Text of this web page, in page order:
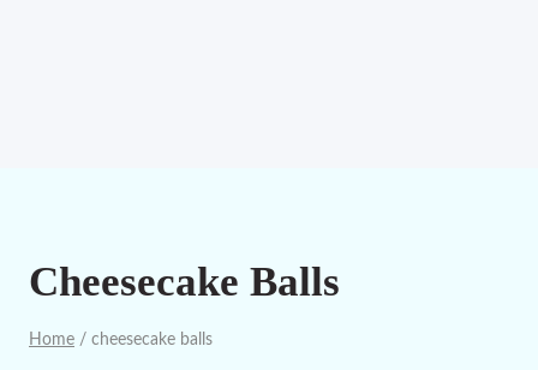
Cheesecake Balls
Home / cheesecake balls